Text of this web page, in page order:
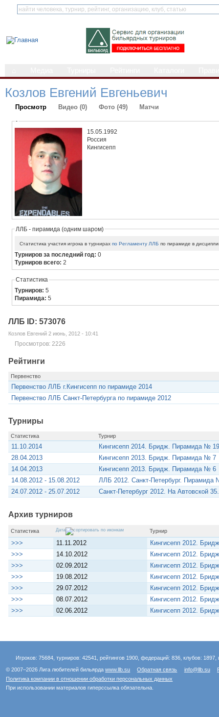
Козлов Евгений Евгеньевич
Просмотр Видео (0) Фото (49) Матчи
-
15.05.1992
Россия
Кингисепп
ЛЛБ - пирамида (одним шаром)
Статистика участия игрока в турнирахпо Регламенту ЛЛБ по пирамиде в
Турниров за последний год:0
Турниров всего:2
Статистика
Турниров:5
Пирамида:5
ЛЛБ ID: 573076
Козлов Евгений 2 июнь, 2012 - 10:41
Просмотров: 2226
Рейтинги
Первенство
Первенство ЛЛБ г.Кингисепп по пирамиде 2014
Первенство ЛЛБ Санкт-Петербурга по пирамиде 2012
Турниры
Статистика Турнир
11.10.2014
Кингисепп 2014. Бридж. Пирамида № 19
28.04.2013
Кингисепп 2013. Бридж. Пирамида № 7
14.04.2013
Кингисепп 2013. Бридж. Пирамида № 6
14.08.2012 - 15.08.2012
ЛЛБ 2012. Санкт-Петербург. Пирамида
24.07.2012 - 25.07.2012
Санкт-Петербург 2012. На Автовской
Архив турниров
Статистика Дата Турнир
>>> 11.11.2012
Кингисепп 2012.
>>>
14.10.2012
Кингисепп 2012.
>>>
02.09.2012
Кингисепп 2012.
>>>
19.08.2012
Кингисепп 2012.
>>>
29.07.2012
Кингисепп 2012.
>>>
08.07.2012
Кингисепп 2012.
>>>
02.06.2012 Кингисепп 2012.
Игроков: 75684, турниров: 42541, рейтингов 1900, федераций: 836, клубов:
© 2007–2026 Лига любителей бильярдаwww.llb.su Обратная связь info@llb.su
Политика компании в отношении обработки персональных данных
При использовании материалов гиперссылка обязательна.